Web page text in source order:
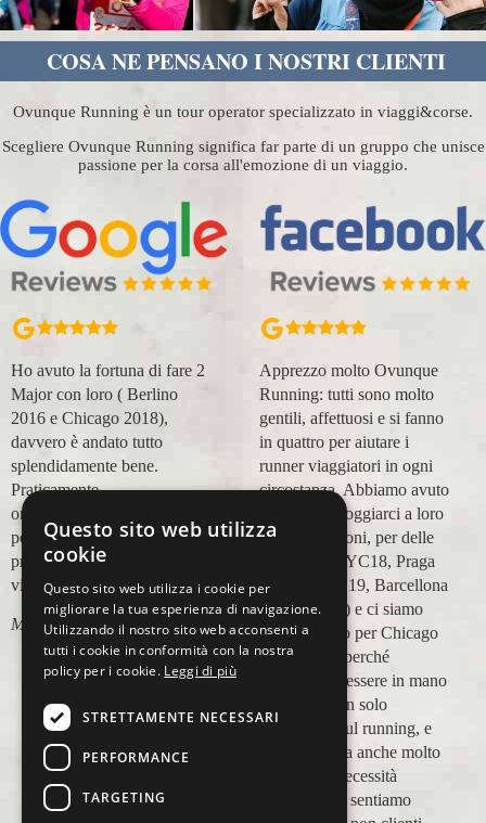
COSA NE PENSANO I NOSTRI CLIENTI
Ovunque Running è un tour operator specializzato in viaggi&corse.
Scegliere Ovunque Running significa far parte di un gruppo che unisce
passione per la corsa all'emozione di un viaggio.
Ho avuto la fortuna di fare 2
Major con loro ( Berlino
2016 e Chicago 2018),
davvero è andato tutto
splendidamente bene.
Praticamente
organizzazione
perfetta,dalla
prenotazione,mesi prima,al
viaggio.
Marco Ceseri
Apprezzo molto Ovunque
Running: tutti sono molto
gentili, affettuosi e si fanno
in quattro per aiutare i
runner viaggiatori in ogni
circostanza. Abbiamo avuto
modo di appoggiarci a loro
in più occasioni, per delle
maratone (NYC18, Praga
19, Valencia 19, Barcellona
21, NYC 22) e ci siamo
affidati a loro per Chicago
23 (ottobre) perché
sappiamo di essere in mano
a persone non solo
competenti sul running, e
sulle città, ma anche molto
attente alle necessità
personali. Ci sentiamo
Questo sito web utilizza
cookie
Questo sito web utilizza i cookie per
migliorare la tua esperienza di navigazione.
Utilizzando il nostro sito web acconsenti a
tutti i cookie in conformità con la nostra
policy per i cookie. Leggi di più
STRETTAMENTE NECESSARI
PERFORMANCE
TARGETING